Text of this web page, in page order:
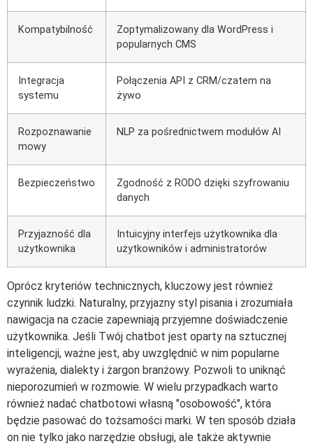
Kompatybilność
Zoptymalizowany dla WordPress i
popularnych CMS
Integracja
systemu
Połączenia API z CRM/czatem na
żywo
Rozpoznawanie
mowy
NLP za pośrednictwem modułów AI
Bezpieczeństwo
Zgodność z RODO dzięki szyfrowaniu
danych
Przyjazność dla
użytkownika
Intuicyjny interfejs użytkownika dla
użytkowników i administratorów
Oprócz kryteriów technicznych, kluczowy jest również
czynnik ludzki. Naturalny, przyjazny styl pisania i zrozumiała
nawigacja na czacie zapewniają przyjemne doświadczenie
użytkownika. Jeśli Twój chatbot jest oparty na sztucznej
inteligencji, ważne jest, aby uwzględnić w nim popularne
wyrażenia, dialekty i żargon branżowy. Pozwoli to uniknąć
nieporozumień w rozmowie. W wielu przypadkach warto
również nadać chatbotowi własną "osobowość", która
będzie pasować do tożsamości marki. W ten sposób działa
on nie tylko jako narzędzie obsługi, ale także aktywnie